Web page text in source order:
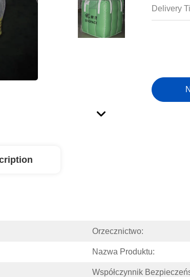
Delivery
Orzecznictwo:
Nazwa Produktu:
Współczynnik